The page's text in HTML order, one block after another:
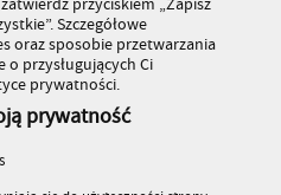
Szczegółowe
oraz sposobie przetwarzania
przysługujących Ci
prywatności.
prywatność